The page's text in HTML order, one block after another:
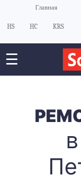
Главная
HS HC KRS
☰